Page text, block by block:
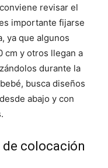
revisar el
importante fijarse
ya que algunos
cm y otros llegan a
durante la
busca diseños
abajo y con
de colocación